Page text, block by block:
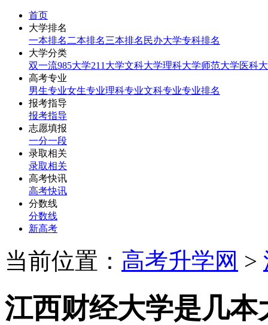
首页
大学排名
一本排名 二本排名三本排名 民办大学专科排名
大学分类
双一流985大学211大学文科大学理科大学师范大学医科
高考专业
男生专业女生专业理科专业文科专业专业排名
报考指导
报考指导
志愿填报
一分一段
录取相关
录取相关
高考快讯
高考快讯
分数线
分数线
新高考
当前位置： 高考升学网 >
江西财经大学是几